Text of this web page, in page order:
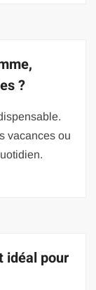
?
vacances ou
idéal pour